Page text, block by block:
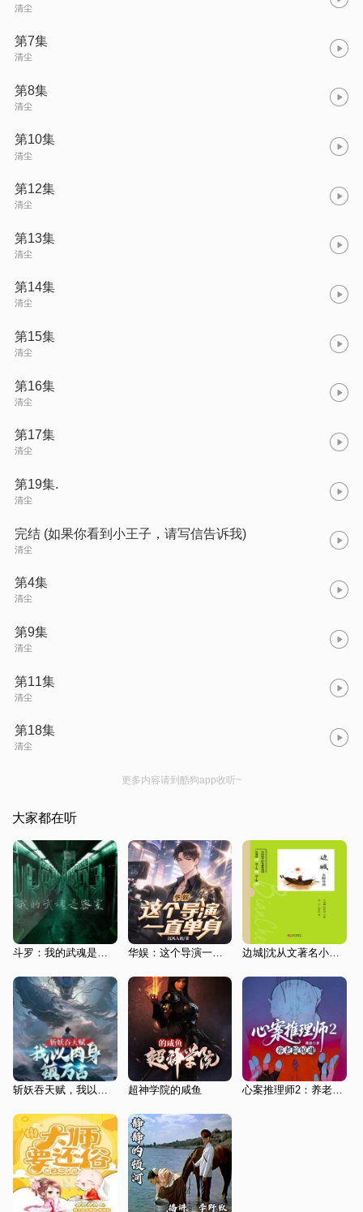
清尘
第7集
清尘
第8集
清尘
第10集
清尘
第12集
清尘
第13集
清尘
第14集
清尘
第15集
清尘
第16集
清尘
第17集
清尘
第19集.
清尘
完结 (如果你看到小王子，请写信告诉我)
清尘
第4集
清尘
第9集
清尘
第11集
清尘
第18集
清尘
更多内容请到酷狗app收听~
大家都在听
斗罗：我的武魂是密室 华娱：这个导演一直单身 | 导演逆袭 | 多女主 | 女星倒追 | 女神收割机 边城|沈从文著名小说|名师导读
超神学院的咸鱼 心案推理师2：养老院惊魂